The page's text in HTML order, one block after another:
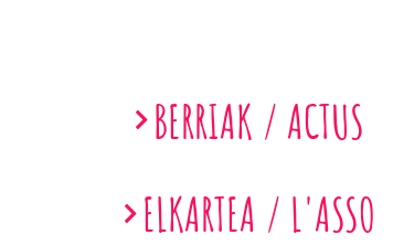
BERRIAK / ACTUS
ELKARTEA / L'ASSO